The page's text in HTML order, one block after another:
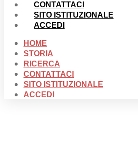
CONTATTACI
SITO ISTITUZIONALE
ACCEDI
HOME
STORIA
RICERCA
CONTATTACI
SITO ISTITUZIONALE
ACCEDI